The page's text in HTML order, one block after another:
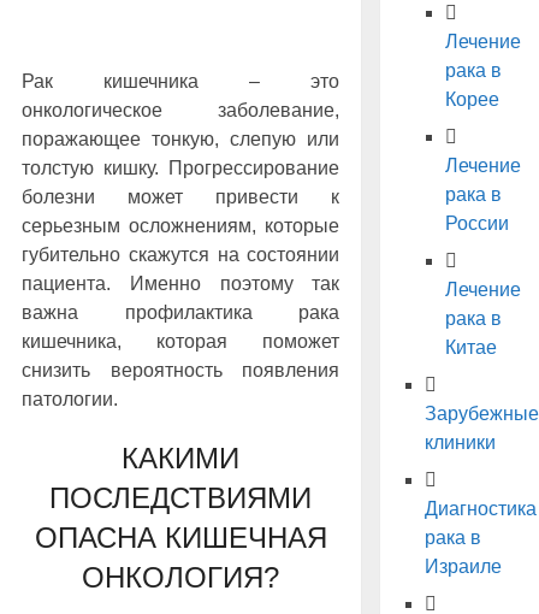
Рак кишечника – это
онкологическое заболевание,
поражающее тонкую, слепую или
толстую кишку. Прогрессирование
болезни может привести к
серьезным осложнениям, которые
губительно скажутся на состоянии
пациента. Именно поэтому так
важна профилактика рака
кишечника, которая поможет
снизить вероятность появления
патологии.
КАКИМИ
ПОСЛЕДСТВИЯМИ
ОПАСНА КИШЕЧНАЯ
ОНКОЛОГИЯ?
Лечение
рака в
Корее
Лечение
рака в
России
Лечение
рака в
Китае
Зарубежные
клиники
Диагностика
рака в
Израиле